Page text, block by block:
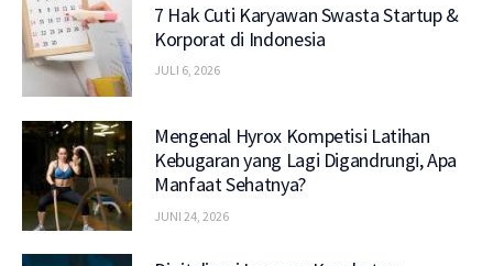
7 Hak Cuti Karyawan Swasta Startup &
Korporat di Indonesia
JULI 6, 2026
Mengenal Hyrox Kompetisi Latihan
Kebugaran yang Lagi Digandrungi, Apa
Manfaat Sehatnya?
JUNI 24, 2026